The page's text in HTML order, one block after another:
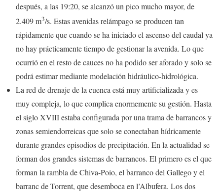
después, a las 19:20, se alcanzó un pico mucho mayor, de
2.409 m3/s. Estas avenidas relámpago se producen tan
rápidamente que cuando se ha iniciado el ascenso del caudal ya
no hay prácticamente tiempo de gestionar la avenida. Lo que
ocurrió en el resto de cauces no ha podido ser aforado y solo se
podrá estimar mediante modelación hidráulico-hidrológica.
La red de drenaje de la cuenca está muy artificializada y es
muy compleja, lo que complica enormemente su gestión. Hasta
el siglo XVIII estaba configurada por una trama de barrancos y
zonas semiendorreicas que solo se conectaban hídricamente
durante grandes episodios de precipitación. En la actualidad se
forman dos grandes sistemas de barrancos. El primero es el que
forman la rambla de Chiva-Poio, el barranco del Gallego y el
barranc de Torrent, que desemboca en l’Albufera. Los dos